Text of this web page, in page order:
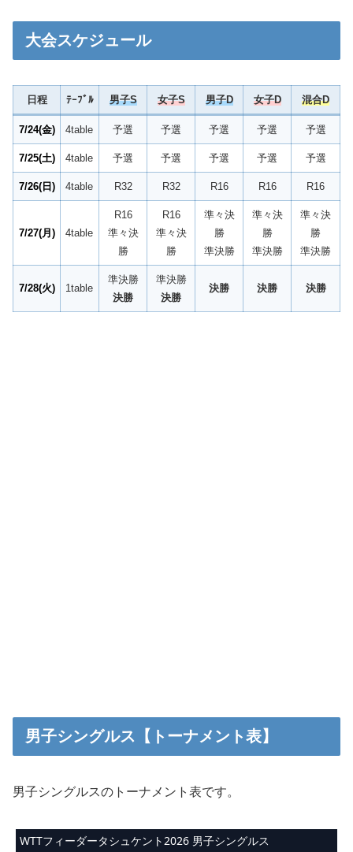
大会スケジュール
日程 ﾃｰﾌﾞﾙ 男子S 女子S 男子D 女子D 混合D
7/24(金) 4table 予選 予選 予選 予選 予選
7/25(土) 4table 予選 予選 予選 予選 予選
7/26(日) 4table R32 R32 R16 R16 R16
7/27(月) 4table
R16
準々決
勝
R16
準々決
勝
準々決
勝
準決勝
準々決
勝
準決勝
準々決
勝
準決勝
7/28(火) 1table
準決勝
決勝
準決勝
決勝
決勝 決勝 決勝
男子シングルス【トーナメント表】
男子シングルスのトーナメント表です。